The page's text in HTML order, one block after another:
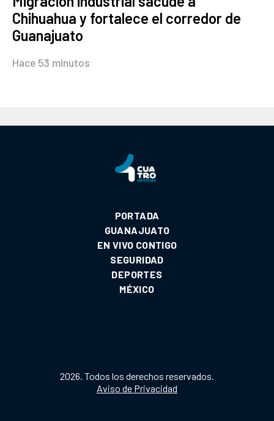
Chihuahua y fortalece el corredor de
Guanajuato
Hace 53 minutos
PORTADA
GUANAJUATO
EN VIVO CONTIGO
SEGURIDAD
DEPORTES
MÉXICO
2026. Todos los derechos reservados.
Aviso de Privacidad